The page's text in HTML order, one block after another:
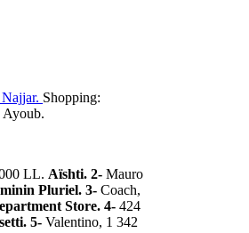
Shopping:
LL. Aïshti. 2- Mauro
Pluriel. 3- Coach,
Store. 4- 424
5- Valentino, 1 342